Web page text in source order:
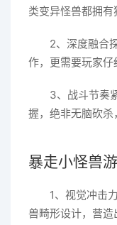
类变异怪兽都拥有
2、深度融合
作，更需要玩家仔
3、战斗节奏
握，绝非无脑砍杀
暴走小怪兽游
1、视觉冲击
兽畸形设计，营造